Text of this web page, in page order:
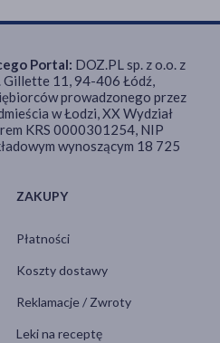
ZAKUPY
Płatności
Koszty dostawy
Reklamacje / Zwroty
Leki na receptę
Portal: DOZ.PL sp. z o.o. z
Gillette 11, 94-406 Łódź,
prowadzonego przez
w Łodzi, XX Wydział
KRS 0000301254, NIP
wynoszącym 18 725